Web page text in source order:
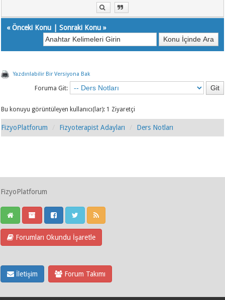
«Önceki Konu |Sonraki Konu »
Yazdırılabilir Bir Versiyona Bak
Foruma Git:
Bu konuyu görüntüleyen kullanıcı(lar): 1 Ziyaretçi
FizyoPlatforum Fizyoterapist Adayları Ders Notları
FizyoPlatforum
Forumları Okundu İşaretle
İletişim Forum Takımı